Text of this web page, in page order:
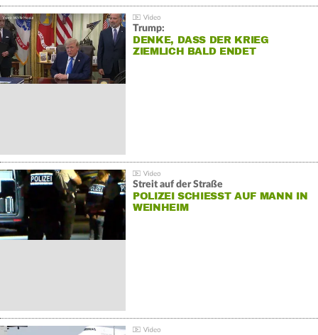
Trump:
DENKE, DASS DER KRIEG
ZIEMLICH BALD ENDET
Streit auf der Straße
POLIZEI SCHIESST AUF MANN IN W
EINHEIM